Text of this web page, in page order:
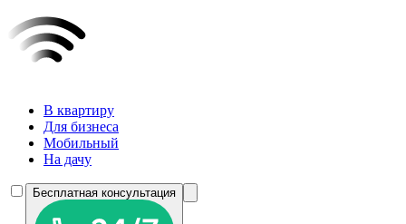
В квартиру
Для бизнеса
Мобильный
На дачу
Бесплатная консультация